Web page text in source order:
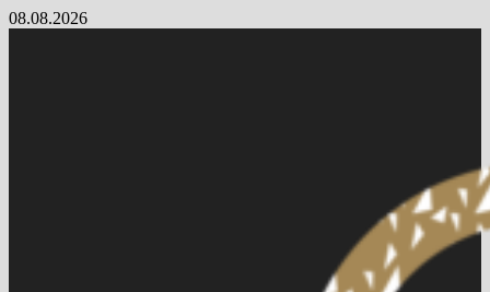
Skip
08.08.2026